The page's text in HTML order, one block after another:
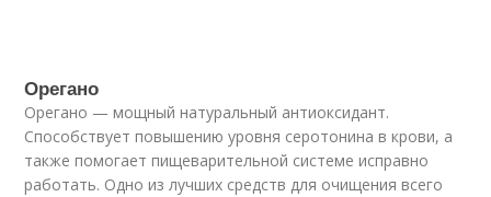
Орегано
Орегано — мощный натуральный антиоксидант.
Способствует повышению уровня серотонина в крови, а
также помогает пищеварительной системе исправно
работать. Одно из лучших средств для очищения всего